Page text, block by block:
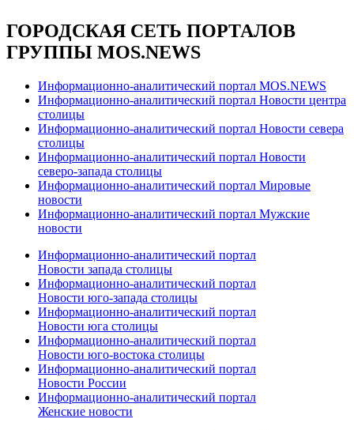
ГОРОДСКАЯ СЕТЬ ПОРТАЛОВ
ГРУППЫ MOS.NEWS
Информационно-аналитический портал MOS.NEWS
Информационно-аналитический портал Новости центра
столицы
Информационно-аналитический портал Новости севера
столицы
Информационно-аналитический портал Новости
северо-запада столицы
Информационно-аналитический портал Мировые
новости
Информационно-аналитический портал Мужские
новости
Информационно-аналитический портал
Новости запада столицы
Информационно-аналитический портал
Новости юго-запада столицы
Информационно-аналитический портал
Новости юга столицы
Информационно-аналитический портал
Новости юго-востока столицы
Информационно-аналитический портал
Новости России
Информационно-аналитический портал
Женские новости